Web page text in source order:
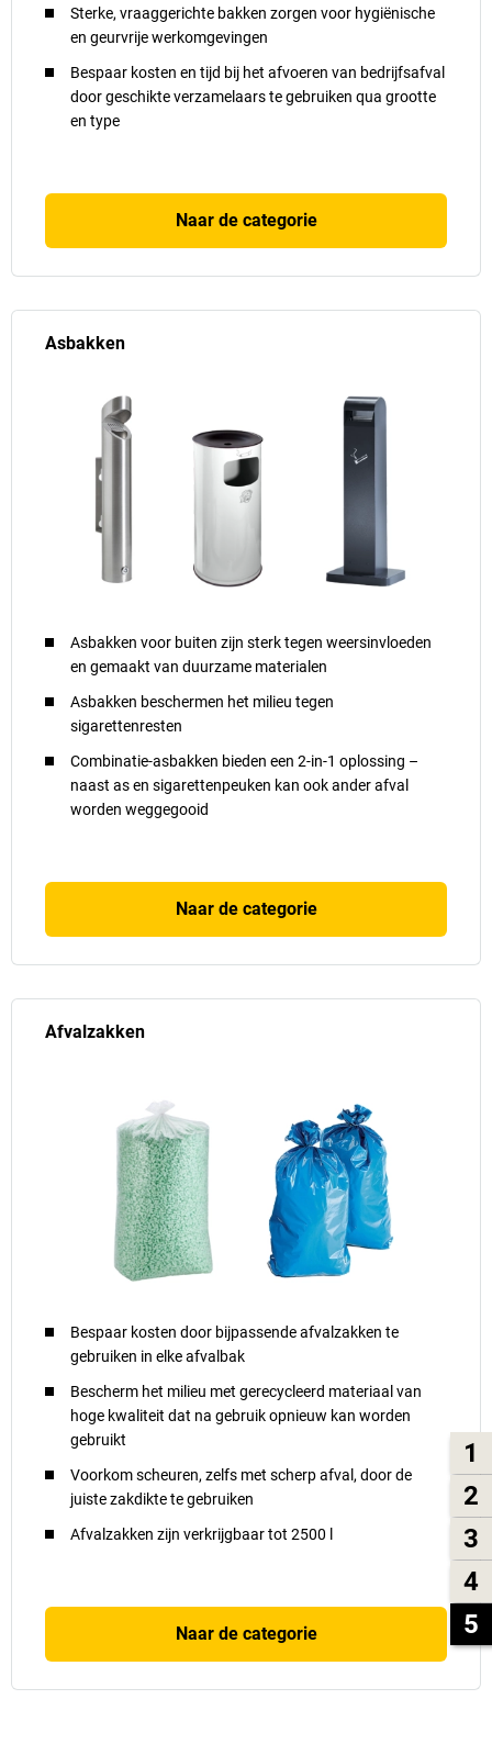
1
2
3
4
5
Sterke, vraaggerichte bakken zorgen voor hygiënische
en geurvrije werkomgevingen
Bespaar kosten en tijd bij het afvoeren van bedrijfsafval
door geschikte verzamelaars te gebruiken qua grootte
en type
Naar de categorie
Asbakken
Asbakken voor buiten zijn sterk tegen weersinvloeden
en gemaakt van duurzame materialen
Asbakken beschermen het milieu tegen
sigarettenresten
Combinatie-asbakken bieden een 2-in-1 oplossing –
naast as en sigarettenpeuken kan ook ander afval
worden weggegooid
Naar de categorie
Afvalzakken
Bespaar kosten door bijpassende afvalzakken te
gebruiken in elke afvalbak
Bescherm het milieu met gerecycleerd materiaal van
hoge kwaliteit dat na gebruik opnieuw kan worden
gebruikt
Voorkom scheuren, zelfs met scherp afval, door de
juiste zakdikte te gebruiken
Afvalzakken zijn verkrijgbaar tot 2500 l
Naar de categorie